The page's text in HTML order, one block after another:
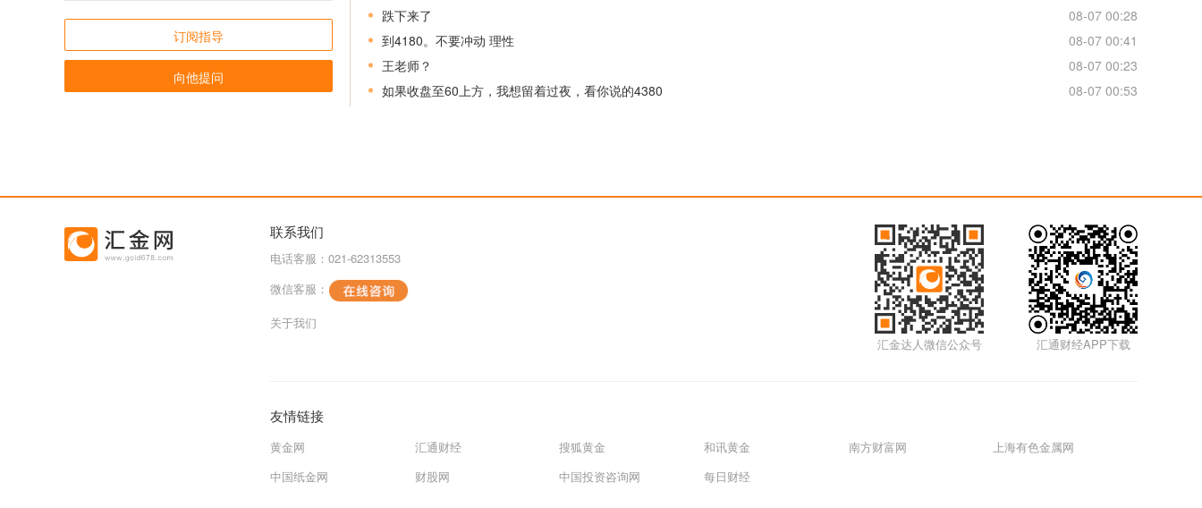
订阅指导
向他提问
跌下来了
08-07 00:28
到4180。不要冲动 理性
08-07 00:41
王老师？
08-07 00:23
如果收盘至60上方，我想留着过夜，看你说的4380
08-07 00:53
联系我们
电话客服：021-62313553
微信客服：
关于我们
汇通财经APP下载
汇金达人微信公众号
友情链接
黄金网 汇通财经 搜狐黄金 和讯黄金 南方财富网
上海有色金属网
中国纸金网
财股网 中国投资咨询网 每日财经